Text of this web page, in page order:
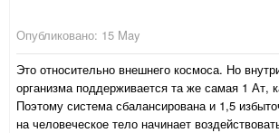
Опубликовано: 15 May
Это относительно внешнего космоса. Но
организма поддерживается та же самая 1 Ат,
Поэтому система сбалансирована и 1,5
на человеческое тело начинает